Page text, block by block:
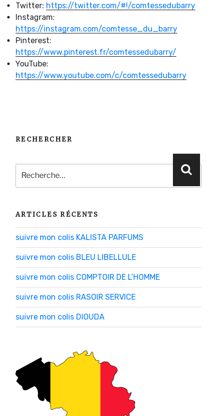
Twitter: https://twitter.com/#!/comtessedubarry
Instagram:
https://instagram.com/comtesse_du_barry
Pinterest:
https://www.pinterest.fr/comtessedubarry/
YouTube:
https://www.youtube.com/c/comtessedubarry
RECHERCHER
Recherche
pour
:
ARTICLES RÉCENTS
suivre mon colis KALISTA PARFUMS
suivre mon colis BLEU LIBELLULE
suivre mon colis COMPTOIR DE L’HOMME
suivre mon colis RASOIR SERVICE
suivre mon colis DIOUDA